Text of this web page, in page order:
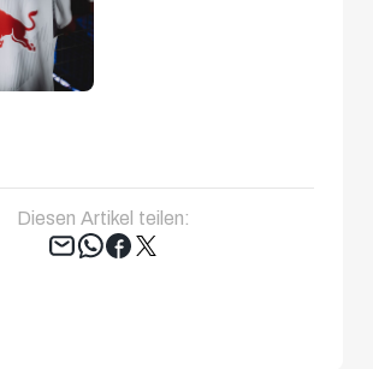
Diesen Artikel teilen:
Tweet